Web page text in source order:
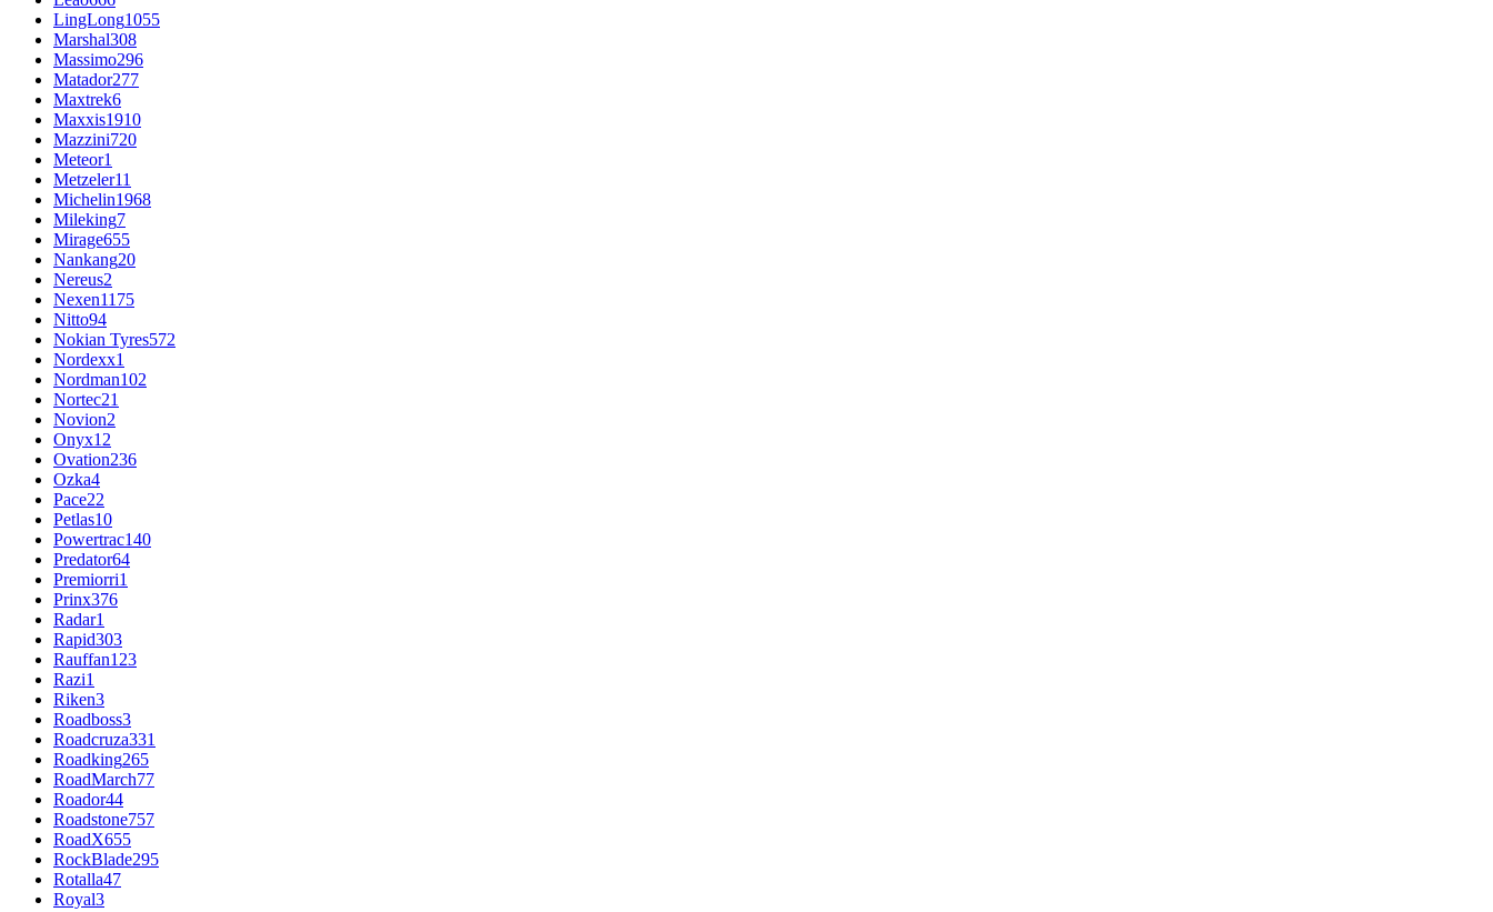
LingLong1055
Marshal308
Massimo296
Matador277
Maxtrek6
Maxxis1910
Mazzini720
Meteor1
Metzeler11
Michelin1968
Mileking7
Mirage655
Nankang20
Nereus2
Nexen1175
Nitto94
Nokian Tyres572
Nordexx1
Nordman102
Nortec21
Novion2
Onyx12
Ovation236
Ozka4
Pace22
Petlas10
Powertrac140
Predator64
Premiorri1
Prinx376
Radar1
Rapid303
Rauffan123
Razi1
Riken3
Roadboss3
Roadcruza331
Roadking265
RoadMarch77
Roador44
Roadstone757
RoadX655
RockBlade295
Rotalla47
Royal3